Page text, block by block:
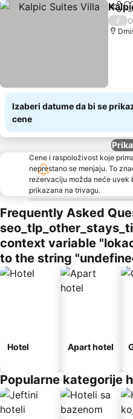
Deli
/
Izaberi datume da bi se
cene
Cene i raspoloživost koje
neprestano se menjaju. To
rezervaciju možda neće uvek
prikazana na trivagu.
Frequently Asked
context variable
to the string
Hotel Apart hotel
Popularne kategorije